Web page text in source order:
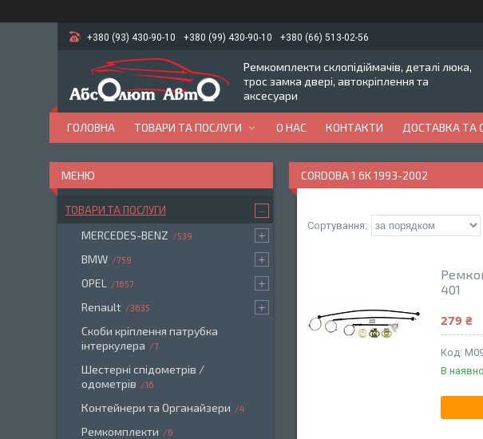
+380 (93) 430-90-10 +380 (99) 430-90-10 +380 (66) 513-02-56
Ремкомплекти склопідіймачів, деталі люка,
трос замка двері, автокріплення та
аксесуари
ГОЛОВНА ТОВАРИ ТА ПОСЛУГИ О НАС КОНТАКТИ ДОСТАВКА ТА
CORDOBA 1 6K 1993-2002
401
279 ₴
В
ТОВАРИ ТА ПОСЛУГИ
MERCEDES-BENZ 539
BMW 759
OPEL 1657
Renault 3635
Скоби кріплення патрубка
інтеркулера
7
Шестерні спідометрів /
одометрів
16
Контейнери та Органайзери 4
Ремкомплекти 6